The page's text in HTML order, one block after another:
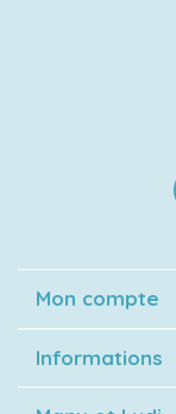
Mon compte
Informations